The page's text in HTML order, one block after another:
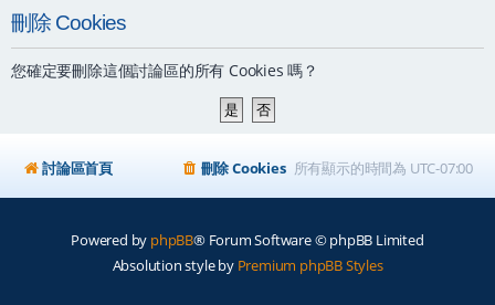
刪除 Cookies
您確定要刪除這個討論區的所有 Cookies 嗎？
討論區首頁 所有顯示的時間為 UTC-07:00
刪除 Cookies
Powered by phpBB® Forum Software © phpBB Limited
Absolution style by Premium phpBB Styles